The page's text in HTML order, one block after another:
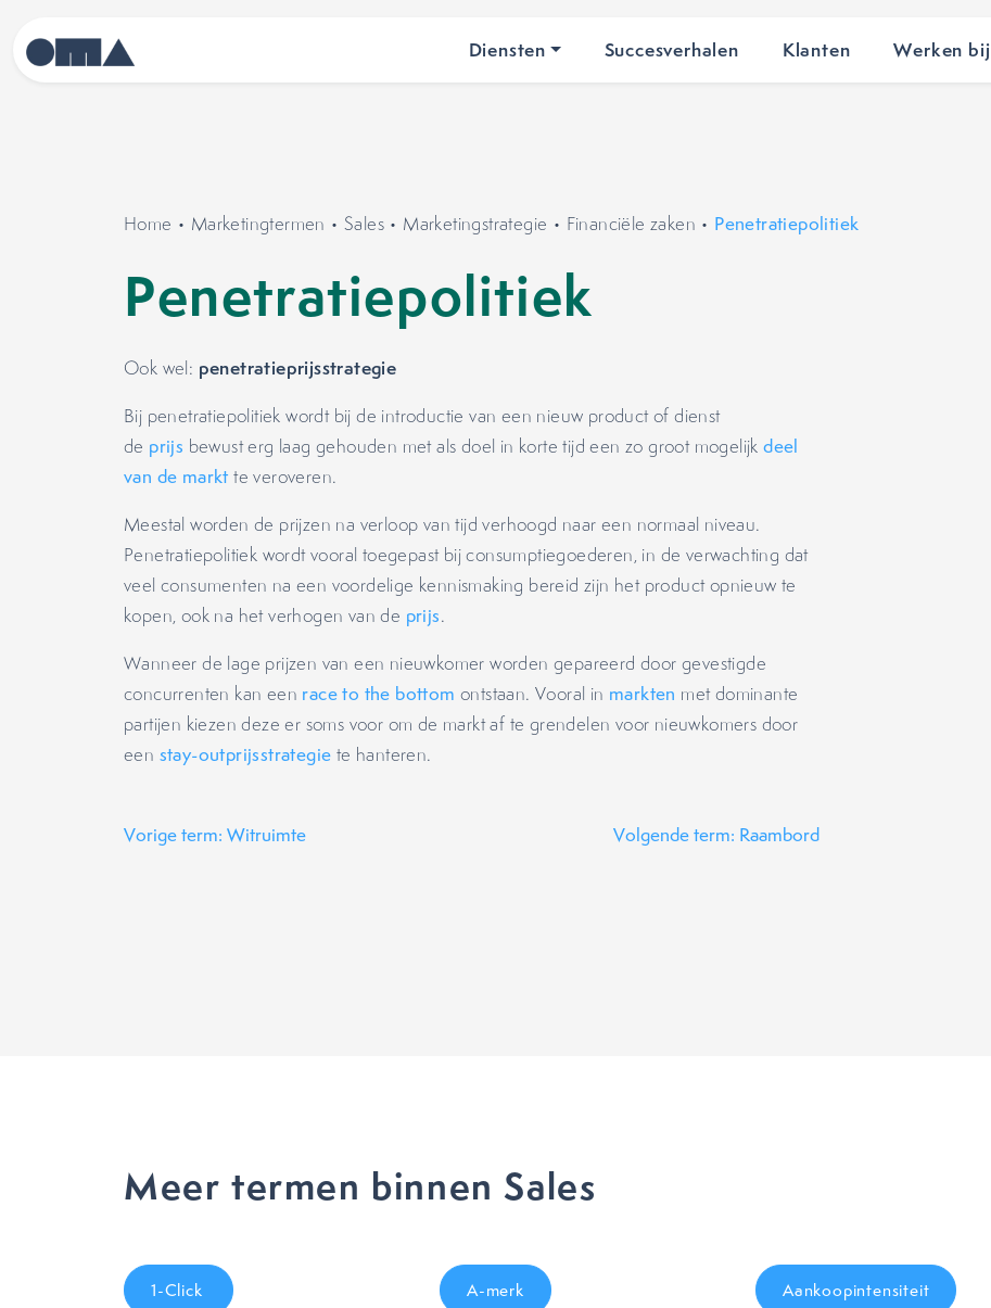
Diensten Succesverhalen Klanten Werken bij
Home • Marketingtermen •Sales • Marketingstrategie • Financiële zaken • Penetratiepolitiek
Penetratiepolitiek
Ook wel: penetratieprijsstrategie
Bij penetratiepolitiek wordt bij de introductie van een nieuw product of dienst
de prijs bewust erg laag gehouden met als doel in korte tijd een zo groot mogelijkdeel
van de markt te veroveren.
Meestal worden de prijzen na verloop van tijd verhoogd naar een normaal niveau.
Penetratiepolitiek wordt vooral toegepast bij consumptiegoederen, in de verwachting dat
veel consumenten na een voordelige kennismaking bereid zijn het product opnieuw te
kopen, ook na het verhogen van de prijs.
Wanneer de lage prijzen van een nieuwkomer worden gepareerd door gevestigde
concurrenten kan een race to the bottom ontstaan. Vooral in markten met dominante
partijen kiezen deze er soms voor om de markt af te grendelen voor nieuwkomers door
een stay-outprijsstrategie te hanteren.
Vorige term: Witruimte Volgende term: Raambord
Meer termen binnen Sales
1-Click A-merk Aankoopintensiteit